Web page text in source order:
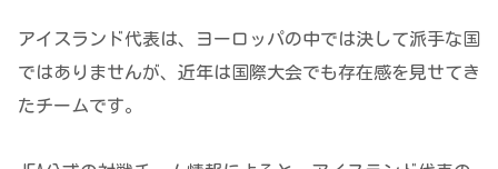
アイスランド代表は、ヨーロッパの中では決して派手な国
ではありませんが、近年は国際大会でも存在感を見せてき
たチームです。